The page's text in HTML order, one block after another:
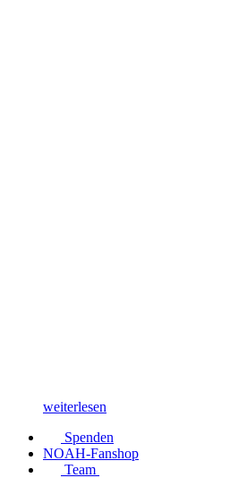
weiterlesen
Spenden
NOAH-Fanshop
Team